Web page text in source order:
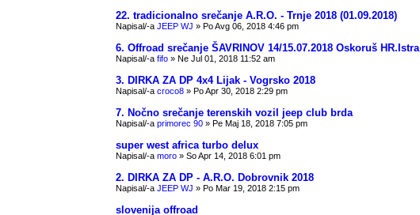
22. tradicionalno srečanje A.R.O. - Trnje 2018 (01.09.2018)
Napisal/-a JEEP WJ » Po Avg 06, 2018 4:46 pm
6. Offroad srečanje ŠAVRINOV 14/15.07.2018 Oskoruš HR.Istra
Napisal/-a fifo » Ne Jul 01, 2018 11:52 am
3. DIRKA ZA DP 4x4 Lijak - Vogrsko 2018
Napisal/-a croco8 » Po Apr 30, 2018 2:29 pm
7. Nočno srečanje terenskih vozil jeep club brda
Napisal/-a primorec 90 » Pe Maj 18, 2018 7:05 pm
super west africa turbo delux
Napisal/-a moro » So Apr 14, 2018 6:01 pm
2. DIRKA ZA DP - A.R.O. Dobrovnik 2018
Napisal/-a JEEP WJ » Po Mar 19, 2018 2:15 pm
slovenija offroad